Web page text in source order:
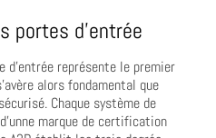
portes d’entrée
représente le premier
alors fondamental que
Chaque système de
marque de certification